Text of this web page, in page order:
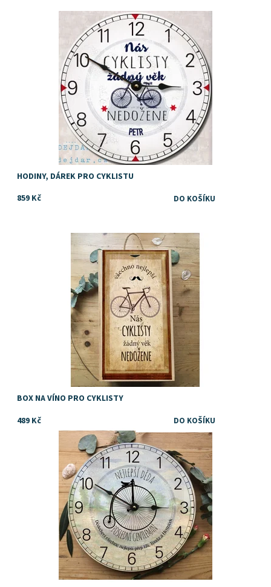
Dostupnost:
Skladem
DejDar
HODINY, DÁREK PRO CYKLISTU
859 Kč
Kazeta, krabice nebo box na víno nebo jiný alkohol, pochutiny
nebo drobné dárky jako dárek pro vášnivého cyklistu
Skladem
BOX NA VÍNO PRO CYKLISTY
489 Kč
Dárek pro dědečka, sportovce a cyklistu
Dostupnost:
Skladem